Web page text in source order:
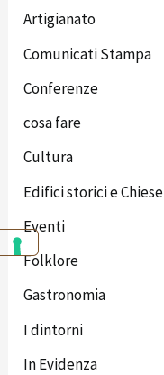
Artigianato
Comunicati Stampa
Conferenze
cosa fare
Cultura
Edifici storici e Chiese
Eventi
Folklore
Gastronomia
I dintorni
In Evidenza